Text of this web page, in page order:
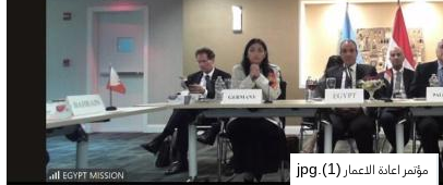
مؤتمر اعادة الاعمار (1).jpg